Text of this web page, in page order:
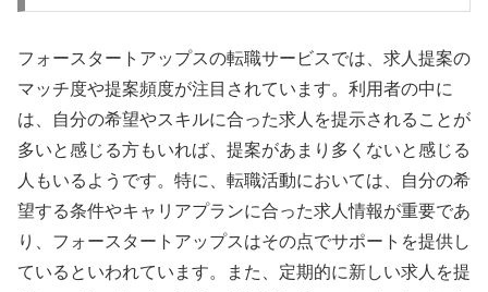
フォースタートアップスの転職サービスでは、求人提案の
マッチ度や提案頻度が注目されています。利用者の中に
は、自分の希望やスキルに合った求人を提示されることが
多いと感じる方もいれば、提案があまり多くないと感じる
人もいるようです。特に、転職活動においては、自分の希
望する条件やキャリアプランに合った求人情報が重要であ
り、フォースタートアップスはその点でサポートを提供し
ているといわれています。また、定期的に新しい求人を提